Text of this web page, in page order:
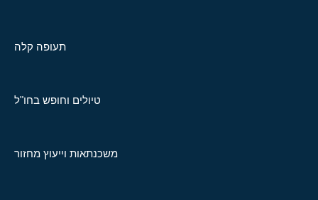
תעופה קלה
טיולים וחופש בחו"ל
משכנתאות וייעוץ מחזור